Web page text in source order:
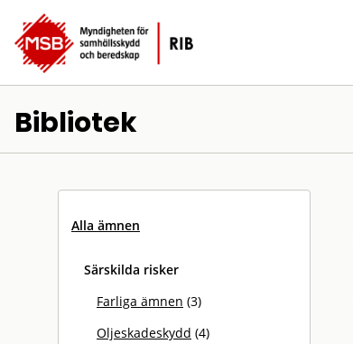
Bibliotek
Alla ämnen
Särskilda risker
Farliga ämnen (3)
Oljeskadeskydd (4)